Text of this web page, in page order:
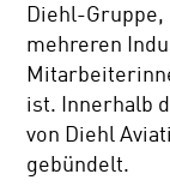
Diehl-
mehreren
ist. Innerhalb
von Diehl
gebündelt.